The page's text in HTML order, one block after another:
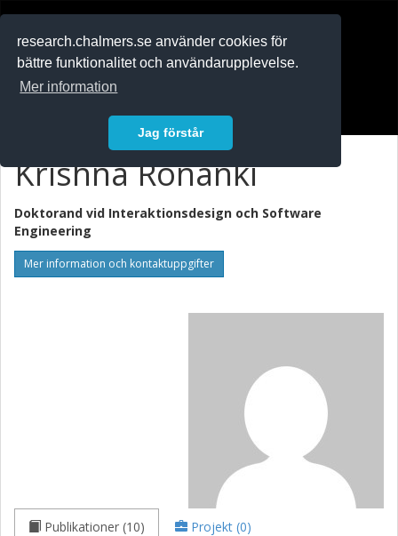
research.chalmers.se använder cookies för
bättre funktionalitet och användarupplevelse.
Mer information
Jag förstår
Krishna Ronanki
Doktorand vid Interaktionsdesign och Software
Engineering
Mer information och kontaktuppgifter
Publikationer (10) Projekt (0)